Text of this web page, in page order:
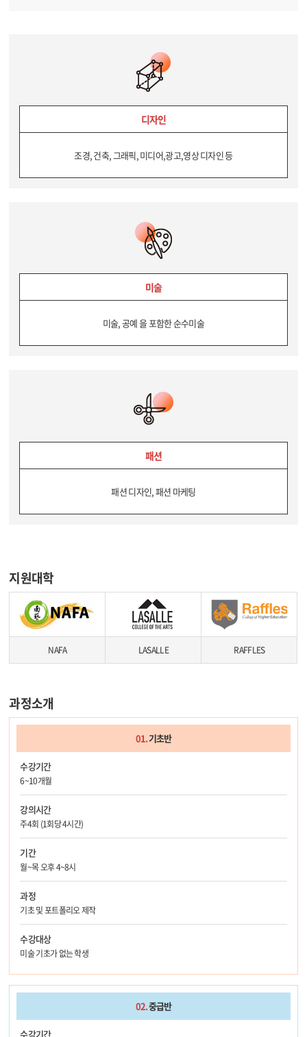
디자인
조경, 건축, 그래픽, 미디어,광고,영상디자인 등
미술
미술, 공예 을 포함한 순수미술
패션
패션 디자인, 패션 마케팅
지원대학
NAFA LASALLE RAFFLES
과정소개
01.기초반
수강기간
6~10개월
강의시간
주4회 (1회당 4시간)
기간
월~목 오후 4~8시
과정
기초 및 포트폴리오 제작
수강대상
미술 기초가 없는 학생
02.중급반
수강기간